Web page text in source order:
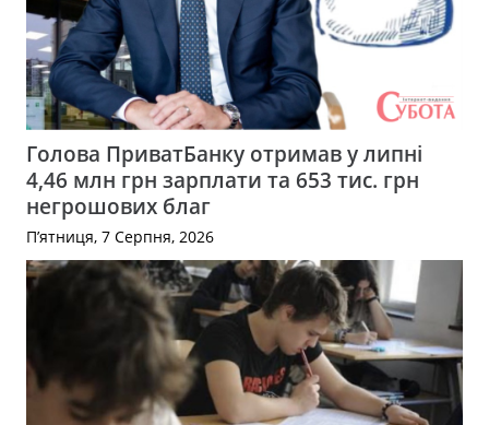
Голова ПриватБанку отримав у липні
4,46 млн грн зарплати та 653 тис. грн
негрошових благ
П’ятниця, 7 Серпня, 2026